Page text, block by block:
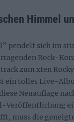
Himmel
pendelt sich im
Rock-
zum xten
ein tolles Live-
Neuauflage
Veröffentlichung
muss die